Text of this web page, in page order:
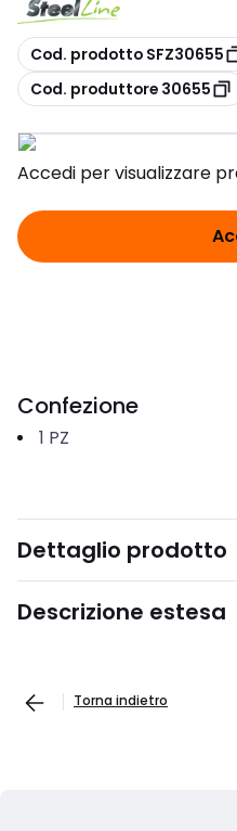
copia
Cod. prodotto SFZ30655
copia
Cod. produttore 30655
Accedi per visualizzare
Confezione
1 PZ
Dettaglio prodotto
Descrizione estesa
Torna indietro